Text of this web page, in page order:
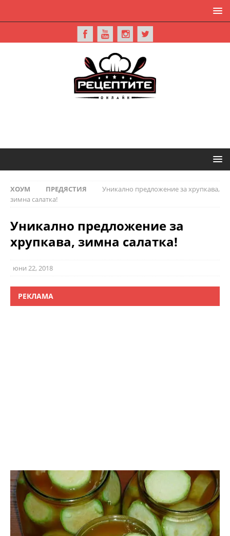
ХОУМ ПРЕДЯСТИЯ
Уникално предложение за хрупкава,
зимна салатка!
Уникално предложение за
хрупкава, зимна салатка!
юни 22, 2018
РЕКЛАМА